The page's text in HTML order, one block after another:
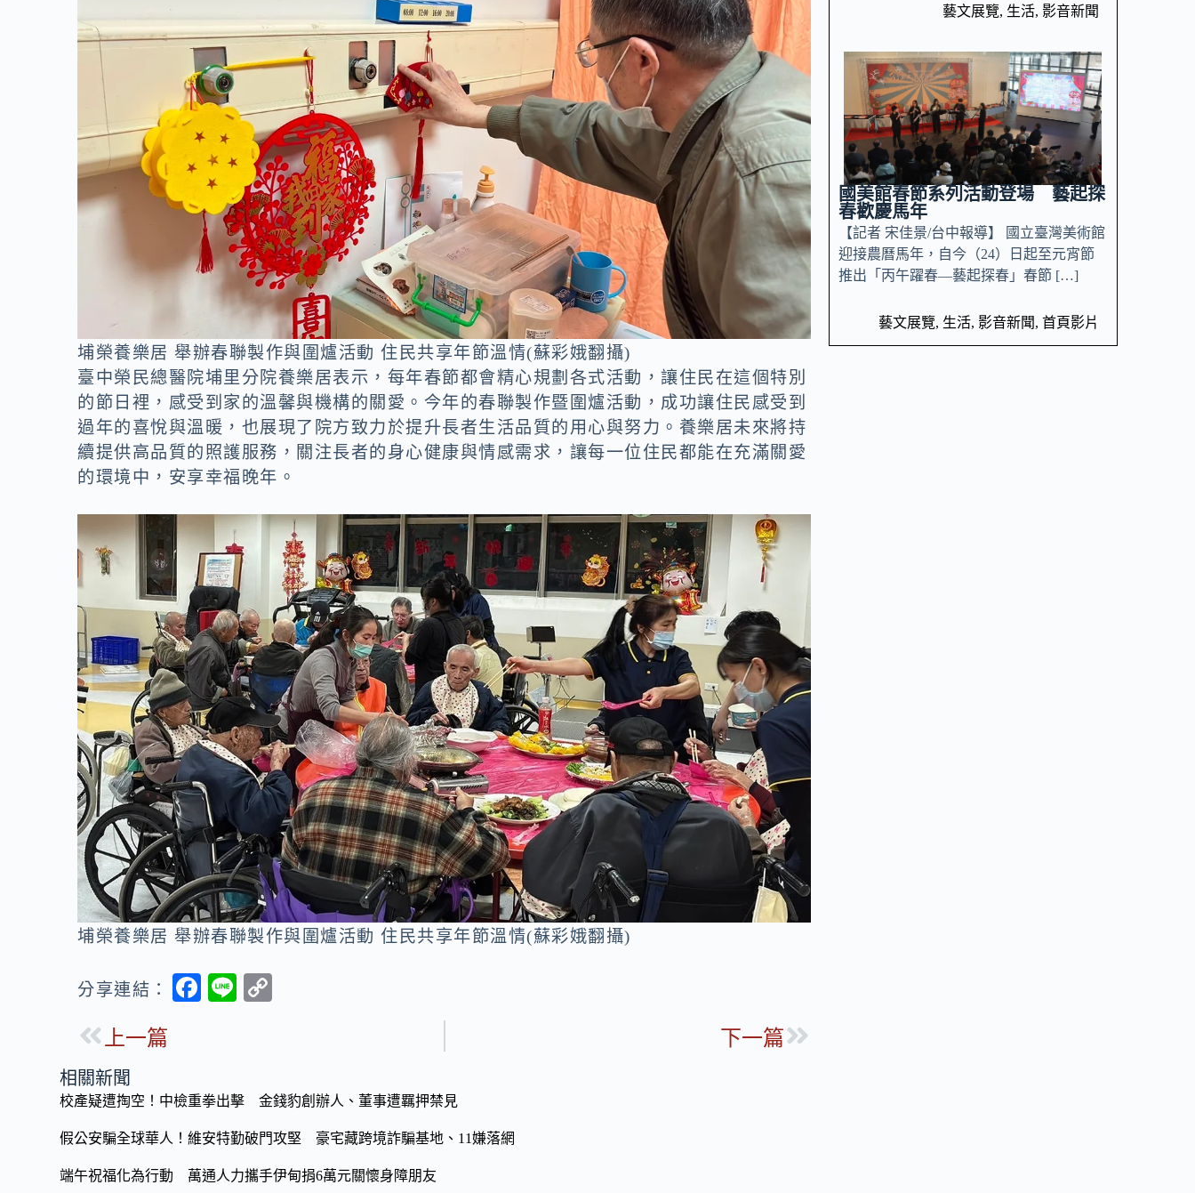
埔榮養樂居 舉辦春聯製作與圍爐活動 住民共享年節溫情(蘇彩娥翻攝)
臺中榮民總醫院埔里分院養樂居表示，每年春節都會精心規劃各式活動，讓住民在這個特別
的節日裡，感受到家的溫馨與機構的關愛。今年的春聯製作暨圍爐活動，成功讓住民感受到
過年的喜悅與溫暖，也展現了院方致力於提升長者生活品質的用心與努力。養樂居未來將持
續提供高品質的照護服務，關注長者的身心健康與情感需求，讓每一位住民都能在充滿關愛
的環境中，安享幸福晚年。
埔榮養樂居 舉辦春聯製作與圍爐活動 住民共享年節溫情(蘇彩娥翻攝)
分享連結：
F
o
o
Li
Li
n
上一篇 下一篇
藝文展覽, 生活, 影音新聞
國美館春節系列活動登場 藝起探
春歡慶馬年
【記者 宋佳景/台中報導】 國立臺灣美術館
迎接農曆馬年，自今（24）日起至元宵節
推出「丙午躍春—藝起探春」春節 […]
藝文展覽, 生活, 影音新聞, 首頁影片
相關新聞
校產疑遭掏空！中檢重拳出擊 金錢豹創辦人、董事遭羈押禁見
假公安騙全球華人！維安特勤破門攻堅 豪宅藏跨境詐騙基地、11嫌落網
端午祝福化為行動 萬通人力攜手伊甸捐6萬元關懷身障朋友